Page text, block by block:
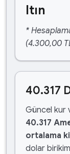
ltın
*
(4.300,00
40.317
Güncel kur
40.317
ortalama
dolar